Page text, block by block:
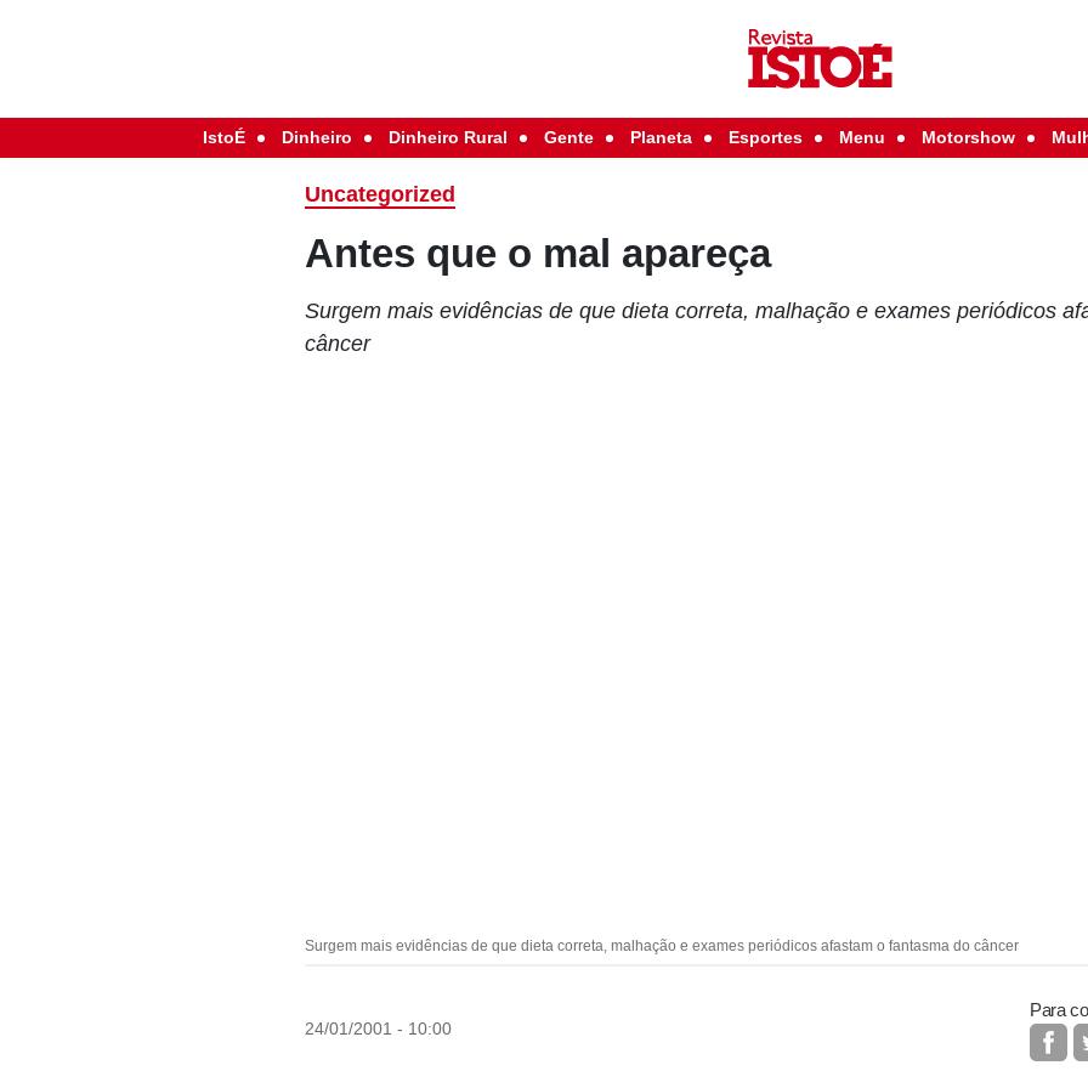
IstoÉ Dinheiro Dinheiro Rural Gente Planeta Esportes Menu Motorshow
Uncategorized
Antes que o mal apareça
Surgem mais evidências de que dieta correta, malhação e exames periódicos
câncer
Surgem mais evidências de que dieta correta, malhação e exames periódicos afastam o fantasma do câncer
24/01/2001 - 10:00
Para